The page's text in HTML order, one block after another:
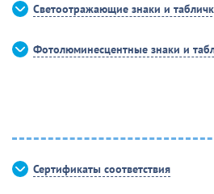
Светоотражающие знаки и
Фотолюминесцентные знаки и
Сертификаты соответствия